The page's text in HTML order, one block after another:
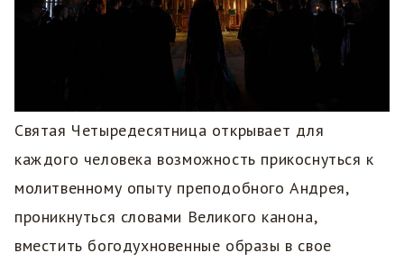
Святая Четыредесятница открывает для
каждого человека возможность прикоснуться к
молитвенному опыту преподобного Андрея,
проникнуться словами Великого канона,
вместить богодухновенные образы в свое